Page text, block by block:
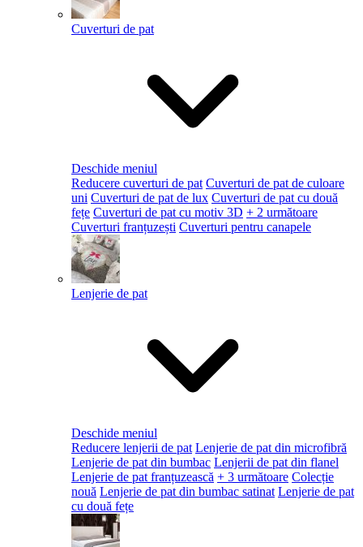
Cuverturi de pat
Deschide meniul
Reducere cuverturi de pat Cuverturi de pat de culoare
uni Cuverturi de pat de lux Cuverturi de pat cu două
fețe Cuverturi de pat cu motiv 3D + 2 următoare
Cuverturi franțuzești Cuverturi pentru canapele
Lenjerie de pat
Deschide meniul
Reducere lenjerii de pat Lenjerie de pat din microfibră
Lenjerie de pat din bumbac Lenjerii de pat din flanel
Lenjerie de pat franțuzească + 3 următoare Colecție
nouă Lenjerie de pat din bumbac satinat Lenjerie de pat
cu două fețe